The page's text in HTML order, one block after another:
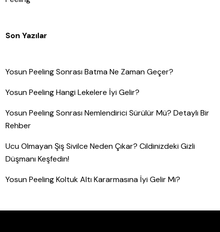
Son Yazılar
Yosun Peeling Sonrası Batma Ne Zaman Geçer?
Yosun Peeling Hangi Lekelere İyi Gelir?
Yosun Peeling Sonrası Nemlendirici Sürülür Mü? Detaylı Bir
Rehber
Ucu Olmayan Şiş Sivilce Neden Çıkar? Cildinizdeki Gizli
Düşmanı Keşfedin!
Yosun Peeling Koltuk Altı Kararmasına İyi Gelir Mi?